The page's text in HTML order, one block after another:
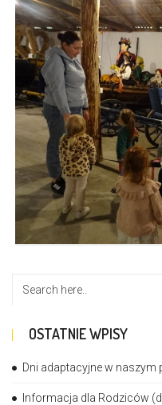
OSTATNIE WPISY
Dni adaptacyjne w naszym
Informacja dla Rodziców